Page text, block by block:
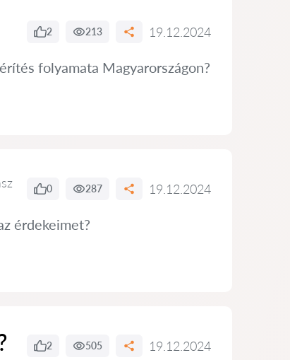
2 213 19.12.2024
folyamata Magyarországon?
0 287 19.12.2024
érdekeimet?
2 505 19.12.2024